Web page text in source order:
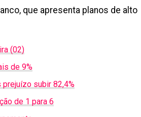
que apresenta planos de alto
(02)
de 9%
prejuízo subir 82,4%
de 1 para 6